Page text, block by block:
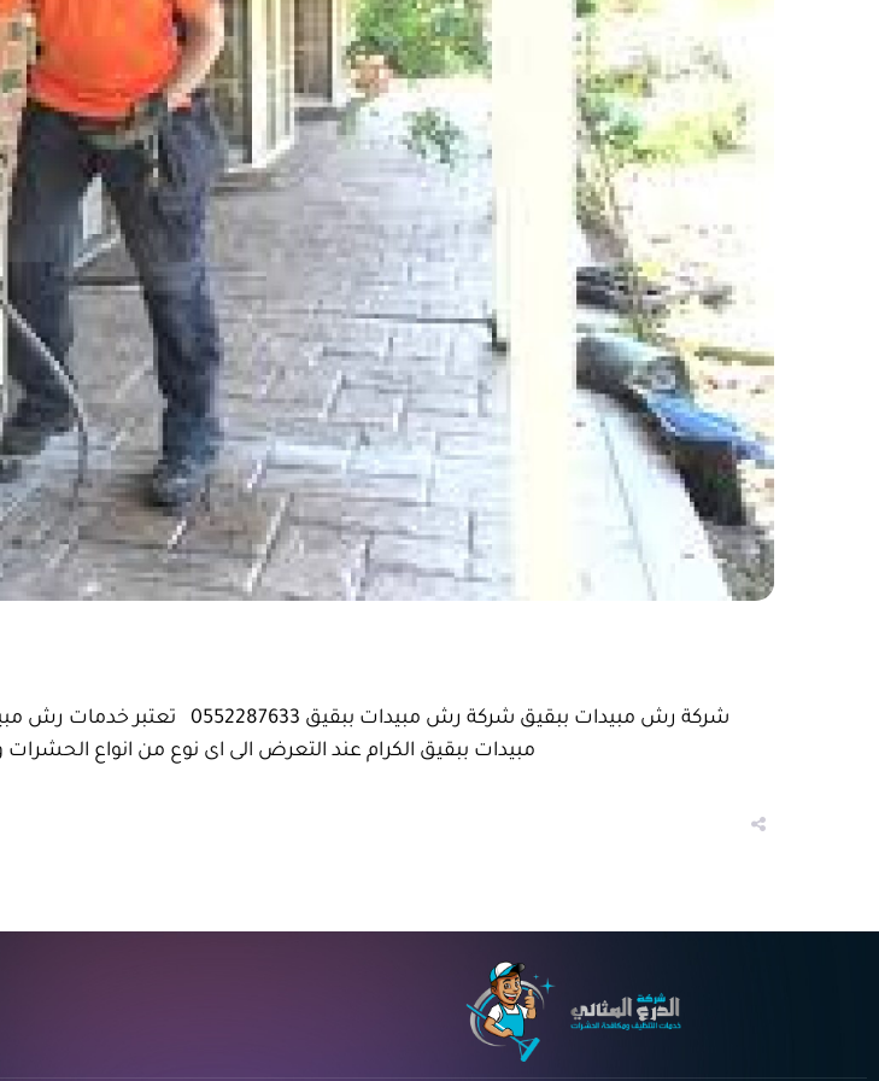
شركة رش مبيدات ببقيق شركة رش
مبيدات ببقيق الكرام عند التعرض الى اى نوع من انواع الحشرات